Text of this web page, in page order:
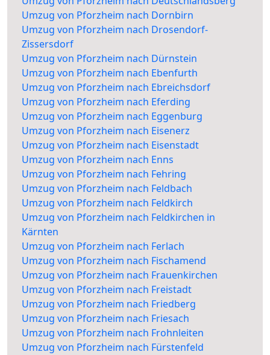
Umzug von Pforzheim nach Dornbirn
Umzug von Pforzheim nach Drosendorf-
Zissersdorf
Umzug von Pforzheim nach Dürnstein
Umzug von Pforzheim nach Ebenfurth
Umzug von Pforzheim nach Ebreichsdorf
Umzug von Pforzheim nach Eferding
Umzug von Pforzheim nach Eggenburg
Umzug von Pforzheim nach Eisenerz
Umzug von Pforzheim nach Eisenstadt
Umzug von Pforzheim nach Enns
Umzug von Pforzheim nach Fehring
Umzug von Pforzheim nach Feldbach
Umzug von Pforzheim nach Feldkirch
Umzug von Pforzheim nach Feldkirchen in
Kärnten
Umzug von Pforzheim nach Ferlach
Umzug von Pforzheim nach Fischamend
Umzug von Pforzheim nach Frauenkirchen
Umzug von Pforzheim nach Freistadt
Umzug von Pforzheim nach Friedberg
Umzug von Pforzheim nach Friesach
Umzug von Pforzheim nach Frohnleiten
Umzug von Pforzheim nach Fürstenfeld